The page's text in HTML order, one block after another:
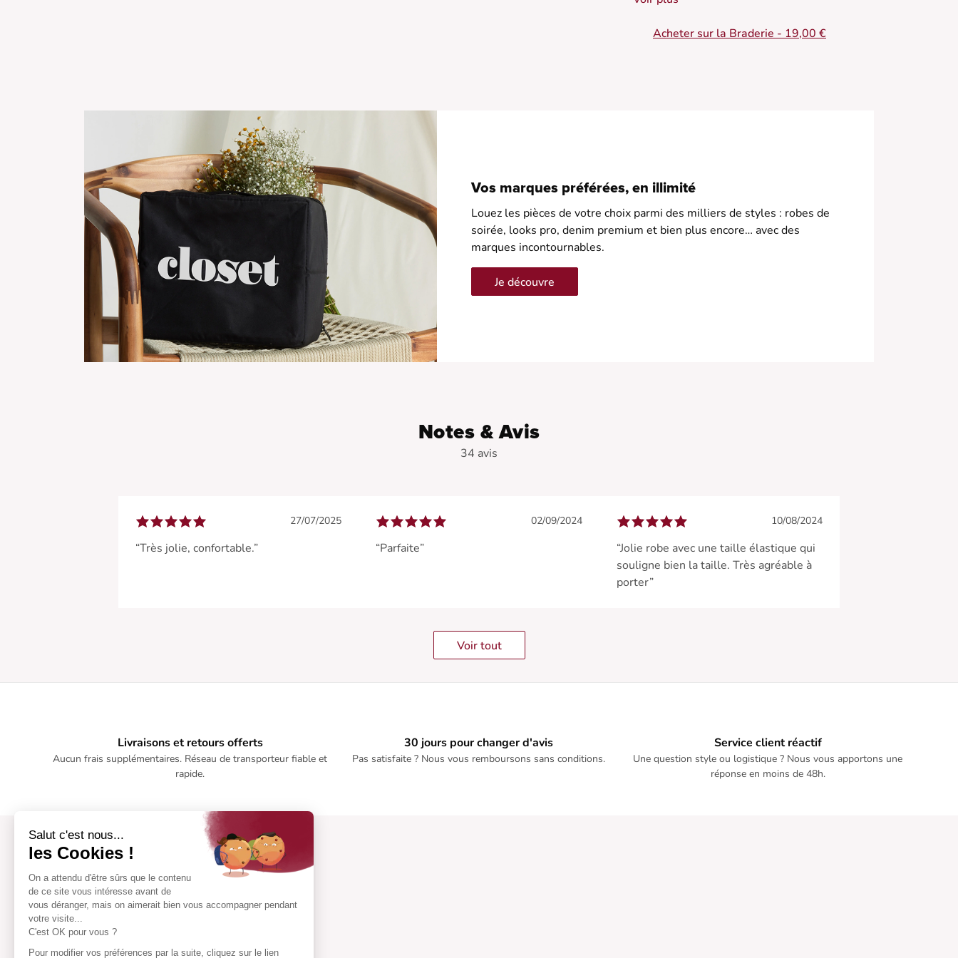
Salut c'est nous...
les Cookies !
On a attendu d'être sûrs que le contenu
de ce site vous intéresse avant de
vous déranger, mais on aimerait bien vous accompagner pendant
votre visite...
C'est OK pour vous ?
Pour modifier vos préférences par la suite, cliquez sur le lien
une élégance estivale.
Acheter sur la Braderie - 19,00 €
Vos marques préférées, en illimité
Louez les pièces de votre choix parmi des milliers de styles : robes de
soirée, looks pro, denim premium et bien plus encore… avec des
marques incontournables.
Je découvre
Notes & Avis
34 avis
27/07/2025
“Très jolie, confortable.”
02/09/2024
“Parfaite”
10/08/2024
“Jolie robe avec une taille élastique qui
souligne bien la taille. Très agréable à
porter”
Voir tout
Livraisons et retours offerts
Aucun frais supplémentaires. Réseau de transporteur fiable et
rapide.
30 jours pour changer d'avis
Pas satisfaite ? Nous vous remboursons sans conditions.
Service client réactif
Une question style ou logistique ? Nous vous apportons une
réponse en moins de 48h.